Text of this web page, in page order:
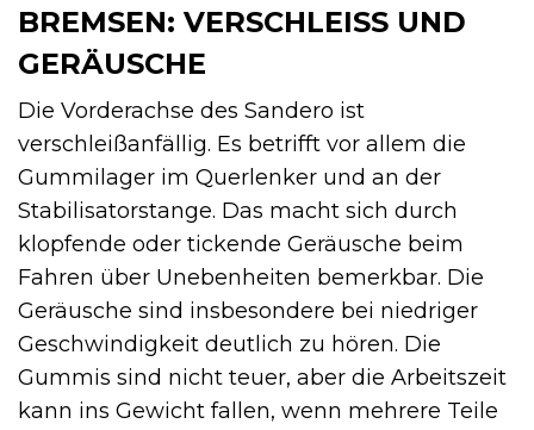
BREMSEN: VERSCHLEISS UND G
ERÄUSCHE
Die Vorderachse des Sandero ist
verschleißanfällig. Es betrifft vor allem die
Gummilager im Querlenker und an der
Stabilisatorstange. Das macht sich durch
klopfende oder tickende Geräusche beim
Fahren über Unebenheiten bemerkbar. Die
Geräusche sind insbesondere bei niedriger
Geschwindigkeit deutlich zu hören. Die
Gummis sind nicht teuer, aber die Arbeitszeit
kann ins Gewicht fallen, wenn mehrere Teile